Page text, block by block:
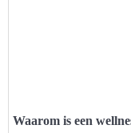
Waarom is een